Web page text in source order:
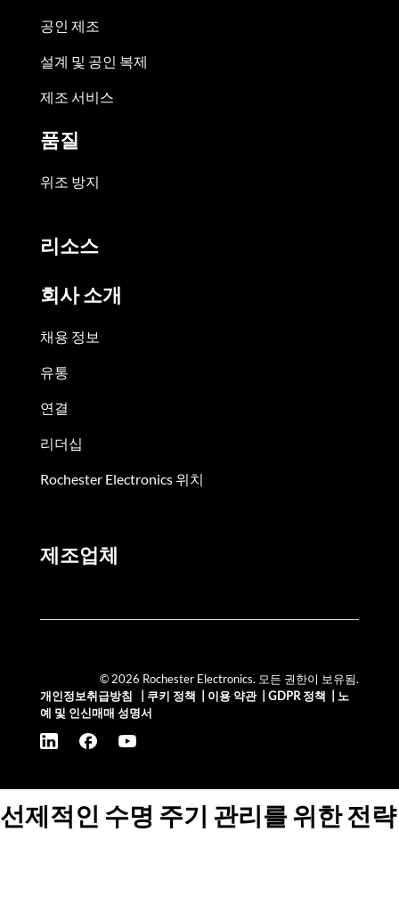
공인 제조
설계 및 공인 복제
제조 서비스
품질
위조 방지
리소스
회사 소개
채용 정보
유통
연결
리더십
Rochester Electronics 위치
제조업체
© 2026 Rochester Electronics. 모든 권한이 보유됨.
개인정보취급방침
쿠키 정책 이용 약관| GDPR 정책
노
예 및 인신매매 성명서
선제적인 수명 주기 관리를 위한 전략